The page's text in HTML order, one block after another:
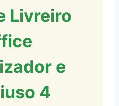
Livreiro
e
4